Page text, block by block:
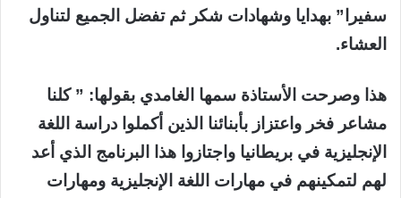
سفيرا” بهدايا وشهادات شكر ثم تفضل الجميع لتناول
العشاء.
هذا وصرحت الأستاذة سمها الغامدي بقولها: ” كلنا
مشاعر فخر واعتزاز بأبنائنا الذين أكملوا دراسة اللغة
الإنجليزية في بريطانيا واجتازوا هذا البرنامج الذي أعد
لهم لتمكينهم في مهارات اللغة الإنجليزية ومهارات